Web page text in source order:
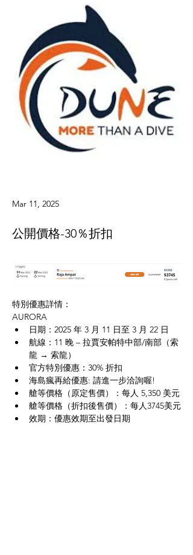
Mar 11, 2025
公開價格-30％折扣
特別優惠詳情：
AURORA
日期：2025 年 3 月 11 日至 3 月 22 日
航線：11 晚 – 拉賈安帕特中部/南部（索
龍 → 索龍）
官方特別優惠：30% 折扣
海島瘋再給優惠: 請進一步洽詢喔!
艙等價格（原定售價）：每人 5,350 美元
艙等價格（折扣後售價）：每人3745美元
效期：優惠效期至出發日期